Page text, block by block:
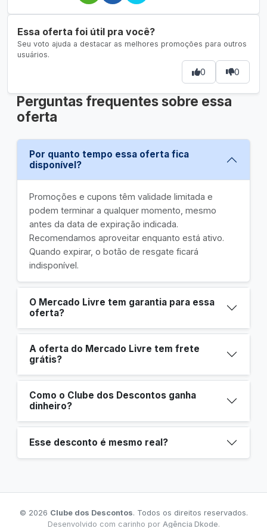
Essa oferta foi útil pra você?
Seu voto ajuda a destacar as melhores promoções para outros
usuários.
0 0
Perguntas frequentes sobre essa
oferta
Por quanto tempo essa oferta fica
disponível?
Promoções e cupons têm validade limitada e
podem terminar a qualquer momento, mesmo
antes da data de expiração indicada.
Recomendamos aproveitar enquanto está ativo.
Quando expirar, o botão de resgate ficará
indisponível.
O Mercado Livre tem garantia para essa
oferta?
A oferta do Mercado Livre tem frete
grátis?
Como o Clube dos Descontos ganha
dinheiro?
Esse desconto é mesmo real?
© 2026 Clube dos Descontos. Todos os direitos reservados.
Desenvolvido com carinho por Agência Dkode.